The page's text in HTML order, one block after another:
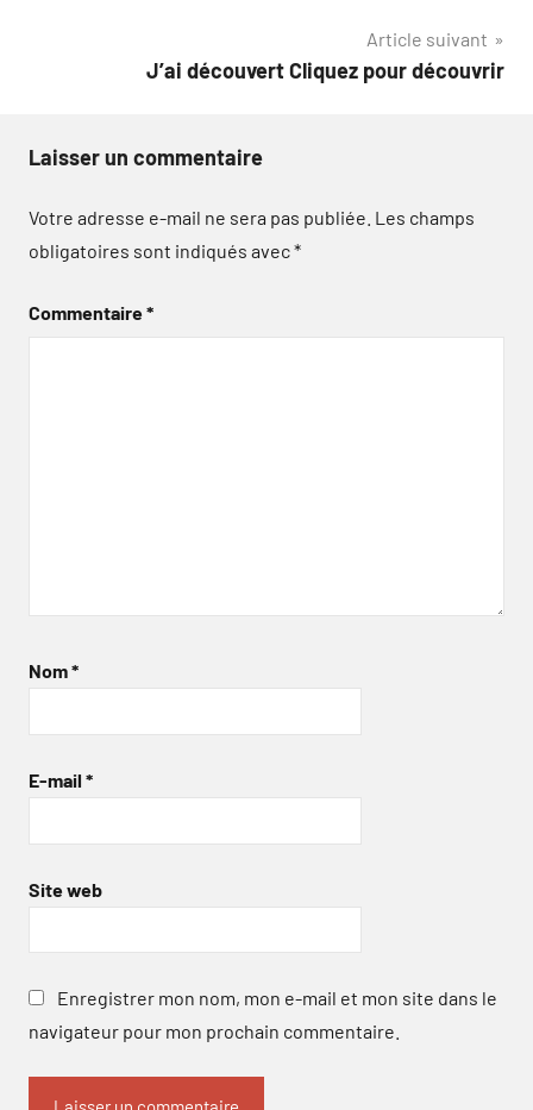
Article suivant
J’ai découvert Cliquez pour découvrir
Laisser un commentaire
Votre adresse e-mail ne sera pas publiée. Les champs
obligatoires sont indiqués avec*
Commentaire*
Nom*
E-mail *
Site web
Enregistrer mon nom, mon e-mail et mon site dans le
navigateur pour mon prochain commentaire.